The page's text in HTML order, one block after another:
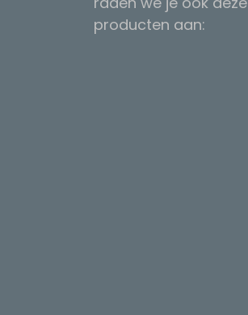
producten aan: